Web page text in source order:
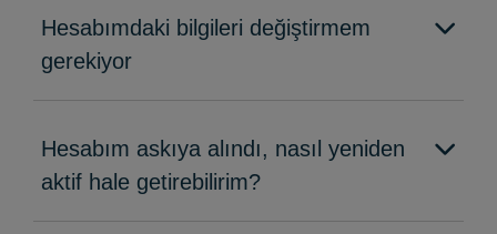
Hesabımdaki bilgileri değiştirmem
gerekiyor
Hesabım askıya alındı, nasıl yeniden
aktif hale getirebilirim?